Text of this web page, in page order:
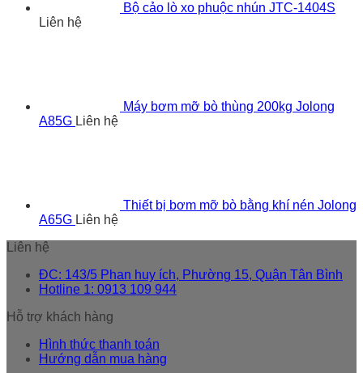
Bộ cảo lò xo phuộc nhún JTC-1404S
Liên hệ
Máy bơm mỡ bò thùng 200kg Jolong
A85G Liên hệ
Thiết bị bơm mỡ bò bằng khí nén Jolong
A65G Liên hệ
Liên hệ
ĐC: 143/5 Phan huy ích, Phường 15, Quận Tân Bình
Hotline 1: 0913 109 944
Hỗ trợ khách hàng
Hình thức thanh toán
Hướng dẫn mua hàng